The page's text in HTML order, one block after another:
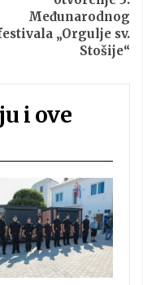
Međunarodnog
„Orgulje sv.
Stošije“
i ove